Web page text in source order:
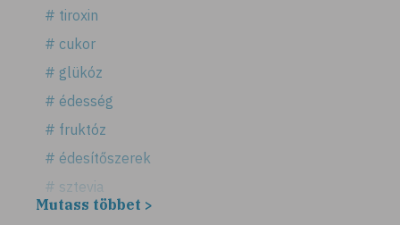
# tiroxin
# cukor
# glükóz
# édesség
# fruktóz
# édesítőszerek
# sztevia
# fogadalom
Mutass többet >